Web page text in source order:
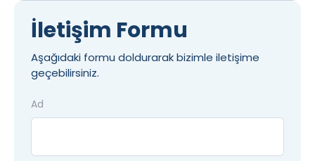
İletişim Formu
Aşağıdaki formu doldurarak bizimle iletişime
geçebilirsiniz.
Ad